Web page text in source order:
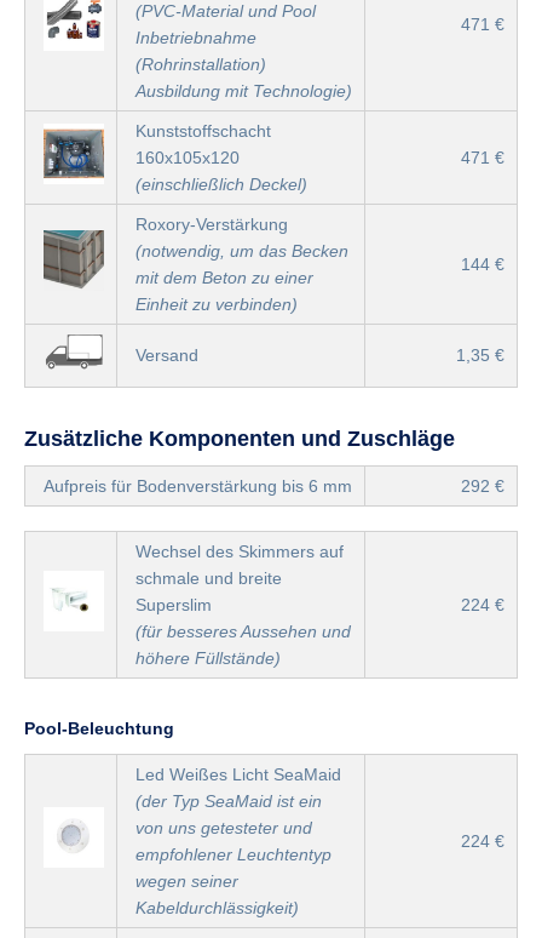
(PVC-Material und Pool
Inbetriebnahme
(Rohrinstallation)
Ausbildung mit Technologie)
471 €
Kunststoffschacht
160x105x120
(einschließlich Deckel)
471 €
Roxory-Verstärkung
(notwendig, um das Becken
mit dem Beton zu einer
Einheit zu verbinden)
144 €
Versand 1,35 €
Zusätzliche Komponenten und Zuschläge
Aufpreis für Bodenverstärkung bis 6 mm 292 €
Wechsel des Skimmers auf
schmale und breite
Superslim
(für besseres Aussehen und
höhere Füllstände)
224 €
Pool-Beleuchtung
Led Weißes Licht SeaMaid
(der Typ SeaMaid ist ein
von uns getesteter und
empfohlener Leuchtentyp
wegen seiner
Kabeldurchlässigkeit)
224 €